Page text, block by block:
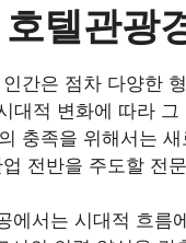
텔관광
간은 점차 다양한
대적 변화에 따라
충족을 위해서는
전반을 주도할 전
에서는 시대적 흐름